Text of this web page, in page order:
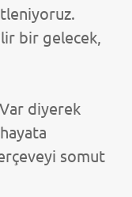
bir gelecek,
diyerek
somut